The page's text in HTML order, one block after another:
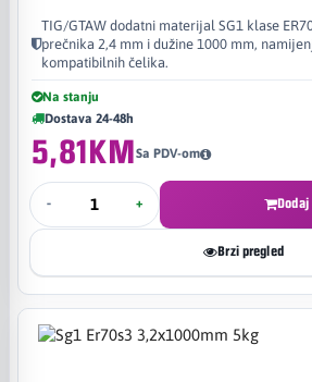
TIG/GTAW dodatni materijal SG1 klase
prečnika 2,4 mm i dužine 1000 mm,
kompatibilnih čelika.
Na stanju
Dostava 24-48h
5,81KMSa PDV-om
- +
Brzi pregled